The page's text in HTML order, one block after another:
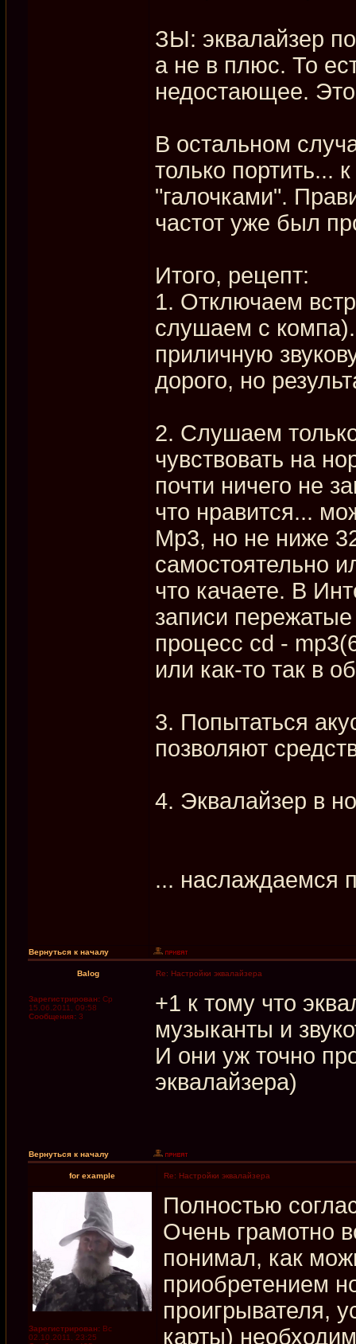
ЗЫ: эквалайзер
а не в плюс. То
недостающее. Это
В остальном
только портить...
"галочками".
частот уже был
Итого, рецепт:
1. Отключаем
слушаем с
приличную
дорого, но
2. Слушаем
чувствовать на
почти ничего не
что нравится...
Mp3, но не ниже
самостоятельно
что качаете. В
записи
процесс cd -
или как-то так в
3. Попытаться
позволяют
4. Эквалайзер в
... наслаждаемся
Вернуться к началу
Balog Re: Настройки эквалайзера
Зарегистрирован: Ср
15.06.2011, 09:58
Сообщения: 3
+1 к тому что
музыканты и
И они уж точно
эквалайзера)
Вернуться к началу
for example Re: Настройки эквалайзера
Зарегистрирован: Вс
02.10.2011, 23:25
Полностью
Очень грамотно
понимал, как
приобретением
проигрывателя,
карты)